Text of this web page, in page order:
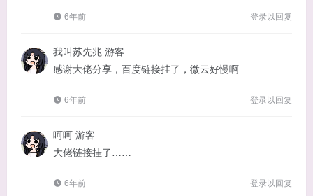
6年前 登录以回复
我叫苏先兆 游客
感谢大佬分享，百度链接挂了，微云好慢啊
6年前 登录以回复
呵呵 游客
大佬链接挂了……
6年前 登录以回复